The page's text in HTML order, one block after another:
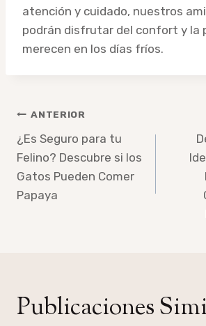
atención y cuidado, nuestros
podrán disfrutar del confort y la
merecen en los días fríos.
Navegación
de
entradas
ANTERIOR
¿Es Seguro para tu
Felino? Descubre si los
Gatos Pueden Comer
Papaya
Publicaciones